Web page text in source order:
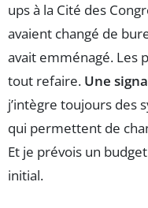
ups à la Cité des
avaient changé de
avait emménagé. Les
tout refaire. Une
j’intègre toujours des
qui permettent de
Et je prévois un
initial.